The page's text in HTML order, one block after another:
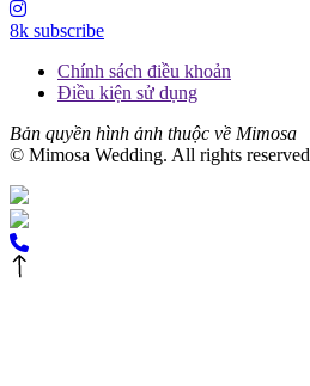
8k subscribe
Chính sách điều khoản
Điều kiện sử dụng
Bản quyền hình ảnh thuộc về Mimosa
© Mimosa Wedding. All rights reserved